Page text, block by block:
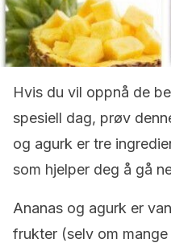
Hvis du vil oppnå de
spesiell dag, prøv
og agurk er tre
som hjelper deg å gå
Ananas og agurk er
frukter (selv om